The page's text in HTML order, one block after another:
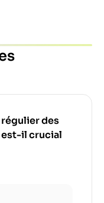
des
est-il crucial